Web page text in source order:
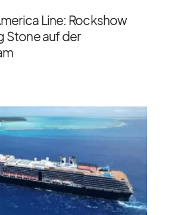
Line: Rockshow
Stone auf der